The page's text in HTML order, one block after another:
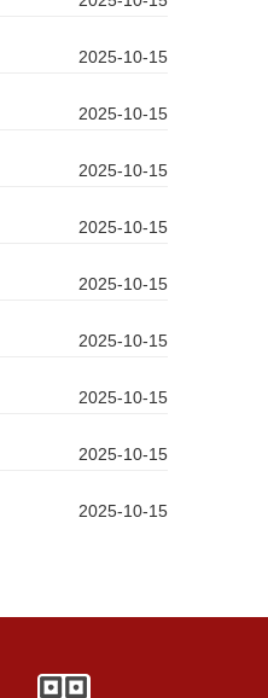
2025-10-15
2025-10-15
2025-10-15
2025-10-15
2025-10-15
2025-10-15
2025-10-15
2025-10-15
2025-10-15